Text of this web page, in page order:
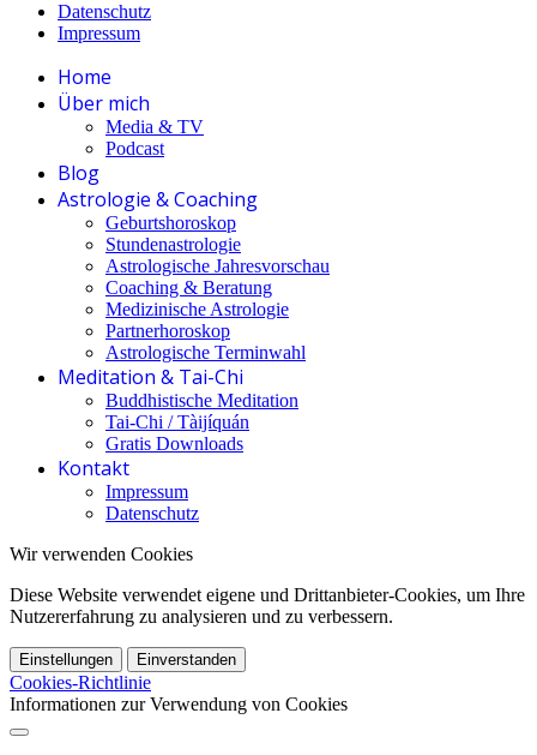
Datenschutz
Impressum
Home
Über mich
Media & TV
Podcast
Blog
Astrologie & Coaching
Geburtshoroskop
Stundenastrologie
Astrologische Jahresvorschau
Coaching & Beratung
Medizinische Astrologie
Partnerhoroskop
Astrologische Terminwahl
Meditation & Tai-Chi
Buddhistische Meditation
Tai-Chi / Tàijíquán
Gratis Downloads
Kontakt
Impressum
Datenschutz
Wir verwenden Cookies
Diese Website verwendet eigene und Drittanbieter-Cookies, um Ihre
Nutzererfahrung zu analysieren und zu verbessern.
Einstellungen Einverstanden
Cookies-Richtlinie
Informationen zur Verwendung von Cookies